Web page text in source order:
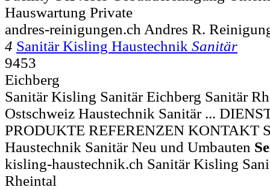
Hauswartung Private
andres-reinigungen.ch Andres R.
4 Sanitär Kisling Haustechnik Sanitär
9453
Eichberg
Sanitär Kisling Sanitär Eichberg Sanitär
Ostschweiz Haustechnik Sanitär ...
PRODUKTE REFERENZEN KONTAKT
Haustechnik Sanitär Neu und Umbauten
kisling-haustechnik.ch Sanitär Kisling
Rheintal